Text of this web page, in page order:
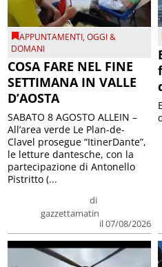
APPUNTAMENTI,OGGI &
DOMANI
COSA FARE NEL FINE
SETTIMANA IN VALLE
D’AOSTA
di
gazzettamatin
il 07/08/2026
SABATO 8 AGOSTO ALLEIN –
All’area verde Le Plan-de-
Clavel prosegue “ItinerDante”,
le letture dantesche, con la
partecipazione di Antonello
Pistritto (...